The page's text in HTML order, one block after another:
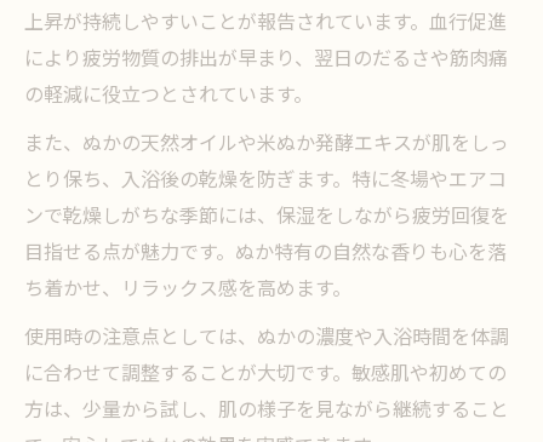
上昇が持続しやすいことが報告されています。血行促進
により疲労物質の排出が早まり、翌日のだるさや筋肉痛
の軽減に役立つとされています。
また、ぬかの天然オイルや米ぬか発酵エキスが肌をしっ
とり保ち、入浴後の乾燥を防ぎます。特に冬場やエアコ
ンで乾燥しがちな季節には、保湿をしながら疲労回復を
目指せる点が魅力です。ぬか特有の自然な香りも心を落
ち着かせ、リラックス感を高めます。
使用時の注意点としては、ぬかの濃度や入浴時間を体調
に合わせて調整することが大切です。敏感肌や初めての
方は、少量から試し、肌の様子を見ながら継続すること